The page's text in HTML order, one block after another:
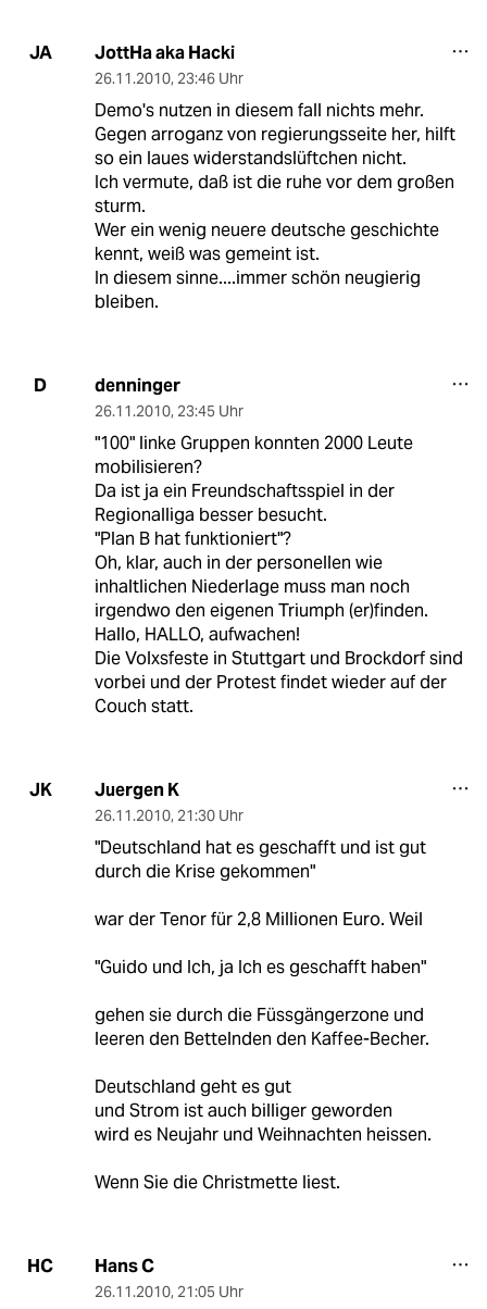
JA JottHa aka Hacki
26.11.2010, 23:46 Uhr
Demo's nutzen in diesem fall nichts mehr.
Gegen arroganz von regierungsseite her, hilft
so ein laues widerstandslüftchen nicht.
Ich vermute, daß ist die ruhe vor dem großen
sturm.
Wer ein wenig neuere deutsche geschichte
kennt, weiß was gemeint ist.
In diesem sinne....immer schön neugierig
bleiben.
D denninger
26.11.2010, 23:45 Uhr
"100" linke Gruppen konnten 2000 Leute
mobilisieren?
Da ist ja ein Freundschaftsspiel in der
Regionalliga besser besucht.
"Plan B hat funktioniert"?
Oh, klar, auch in der personellen wie
inhaltlichen Niederlage muss man noch
irgendwo den eigenen Triumph (er)finden.
Hallo, HALLO, aufwachen!
Die Volxsfeste in Stuttgart und Brockdorf sind
vorbei und der Protest findet wieder auf der
Couch statt.
JK Juergen K
26.11.2010, 21:30 Uhr
"Deutschland hat es geschafft und ist gut
durch die Krise gekommen"
war der Tenor für 2,8 Millionen Euro. Weil
"Guido und Ich, ja Ich es geschafft haben"
gehen sie durch die Füssgängerzone und
leeren den Bettelnden den Kaffee-Becher.
Deutschland geht es gut
und Strom ist auch billiger geworden
wird es Neujahr und Weihnachten heissen.
Wenn Sie die Christmette liest.
HC Hans C
26.11.2010, 21:05 Uhr